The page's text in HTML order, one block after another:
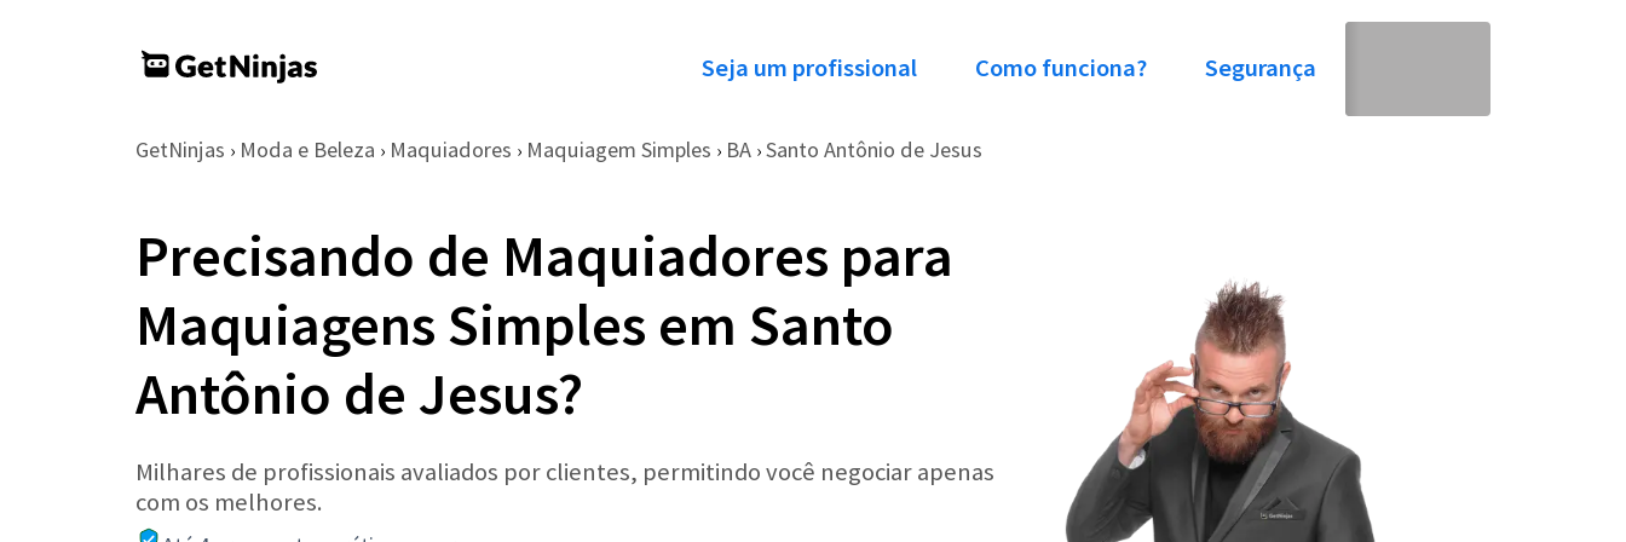
Seja um profissional Como funciona? Segurança
GetNinjas › Moda e Beleza › Maquiadores › Maquiagem Simples › BA › Santo Antônio de Jesus
Precisando de Maquiadores para
Maquiagens Simples em Santo
Antônio de Jesus?
Milhares de profissionais avaliados por clientes, permitindo você negociar apenas
com os melhores.